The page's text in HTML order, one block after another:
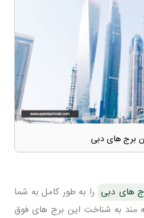
برج های دبی
های دبی را به طور کامل به شما
مند به شناخت این برج های فوق